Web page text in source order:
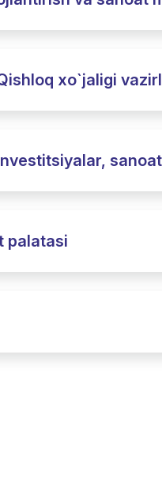
xo`jaligi
palatasi